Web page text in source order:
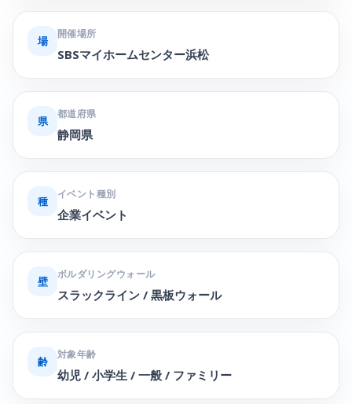
場
開催場所
SBSマイホームセンター浜松
県
都道府県
静岡県
種
イベント種別
企業イベント
壁
ボルダリングウォール
スラックライン / 黒板ウォール
齢
対象年齢
幼児 / 小学生 / 一般 / ファミリー